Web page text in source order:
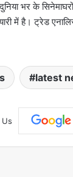
भर के
में है। ट्रेड
latest